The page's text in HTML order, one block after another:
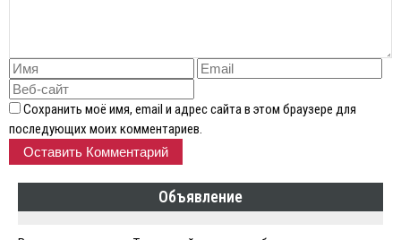
Сохранить моё имя, email и адрес сайта в этом браузере для
последующих моих комментариев.
Объявление